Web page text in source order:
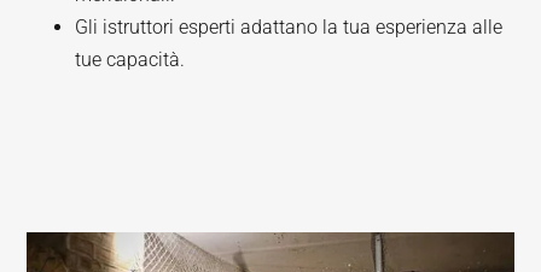
Gli istruttori esperti adattano la tua esperienza alle
tue capacità.